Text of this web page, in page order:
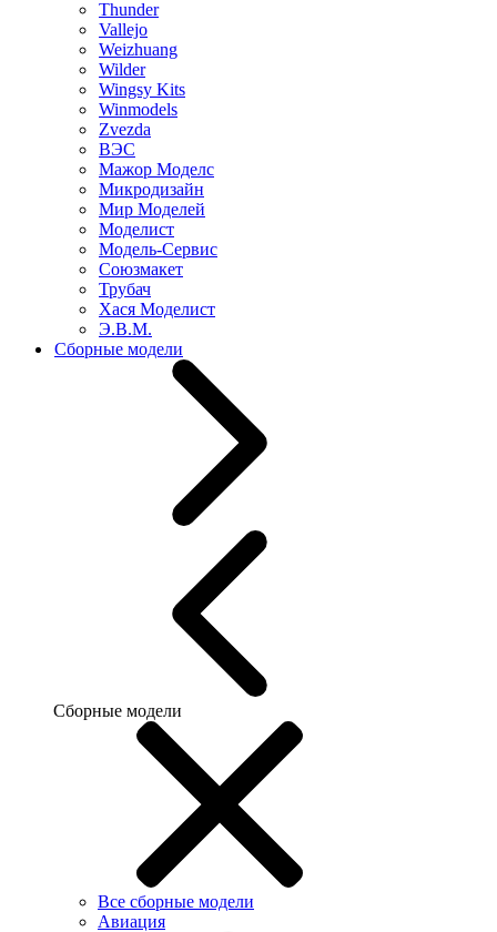
Thunder
Vallejo
Weizhuang
Wilder
Wingsy Kits
Winmodels
Zvezda
ВЭС
Мажор Моделс
Микродизайн
Мир Моделей
Моделист
Модель-Сервис
Союзмакет
Трубач
Хася Моделист
Э.В.М.
Сборные модели
Сборные модели
Все сборные модели
Авиация